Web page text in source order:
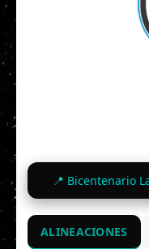
📍 Bicentenario
ALINEACIONES